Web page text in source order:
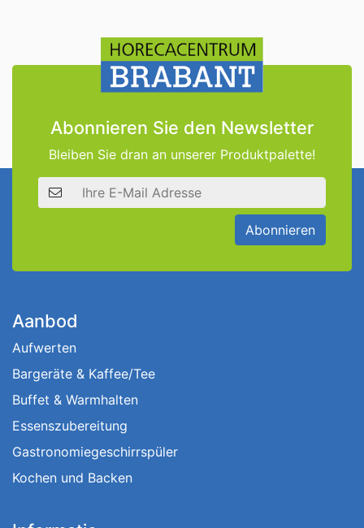
Abonnieren Sie den Newsletter
Bleiben Sie dran an unserer Produktpalette!
E-Mail Adresse
Abonnieren
Aanbod
Aufwerten
Bargeräte & Kaffee/Tee
Buffet & Warmhalten
Essenszubereitung
Gastronomiegeschirrspüler
Kochen und Backen